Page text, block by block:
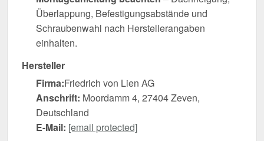
Überlappung, Befestigungsabstände und
Schraubenwahl nach Herstellerangaben
einhalten.
Hersteller
Firma:Friedrich von Lien AG
Anschrift: Moordamm 4, 27404 Zeven,
Deutschland
E-Mail: [email protected]